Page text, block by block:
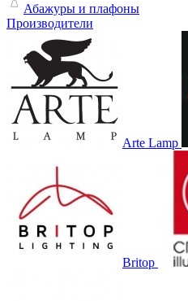
Абажуры и плафоны
Производители
Arte Lamp
Britop